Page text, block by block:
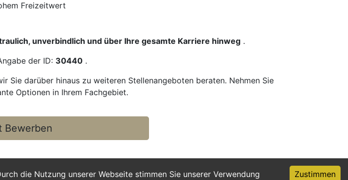
die Nutzung unserer Webseite stimmen Sie unserer Verwendung Zustimmen
Freizeitwert
unverbindlich und über Ihre gesamte Karriere hinweg .
der ID: 30440 .
Sie darüber hinaus zu weiteren Stellenangeboten beraten. Nehmen Sie
Optionen in Ihrem Fachgebiet.
Bewerben